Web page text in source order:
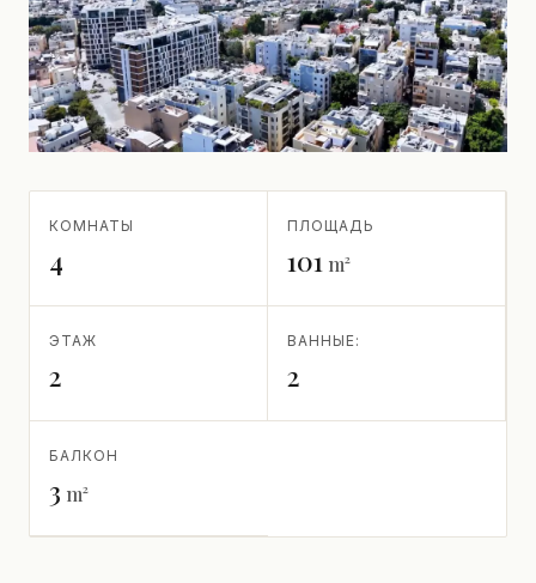
КОМНАТЫ
4
ПЛОЩАДЬ
101 m²
ЭТАЖ
2
ВАННЫЕ:
2
БАЛКОН
3 m²